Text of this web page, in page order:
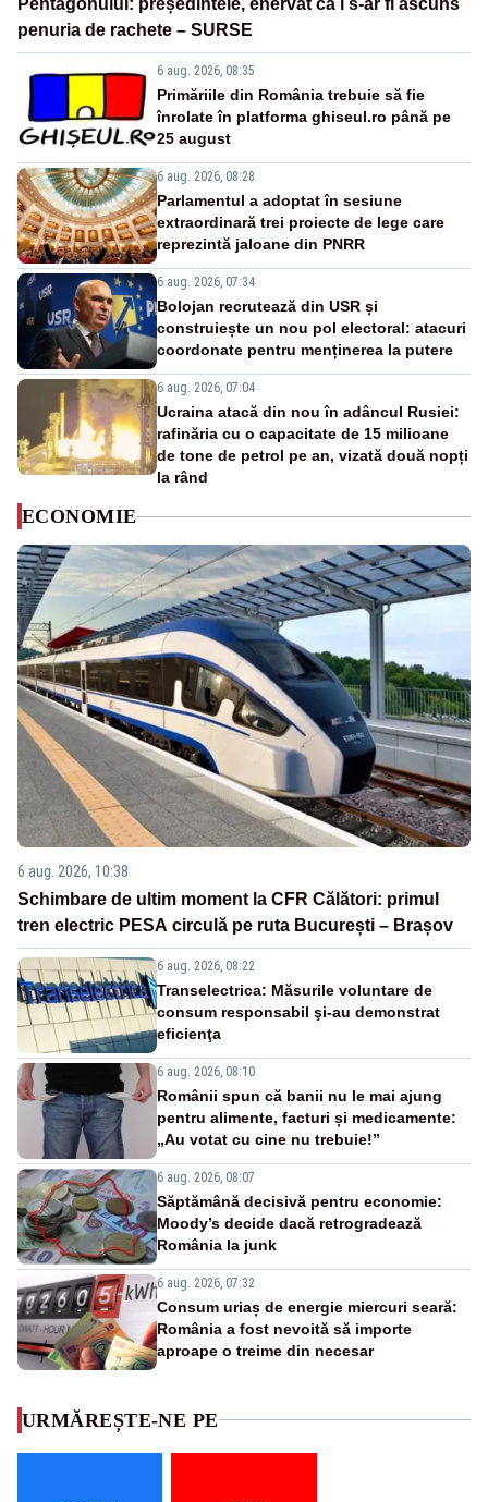
Pentagonului: președintele, enervat că i s-ar fi ascuns
penuria de rachete – SURSE
6 aug. 2026, 08:35
Primăriile din România trebuie să fie
înrolate în platforma ghiseul.ro până pe
25 august
6 aug. 2026, 08:28
Parlamentul a adoptat în sesiune
extraordinară trei proiecte de lege care
reprezintă jaloane din PNRR
6 aug. 2026, 07:34
Bolojan recrutează din USR și
construiește un nou pol electoral: atacuri
coordonate pentru menținerea la putere
6 aug. 2026, 07:04
Ucraina atacă din nou în adâncul Rusiei:
rafinăria cu o capacitate de 15 milioane
de tone de petrol pe an, vizată două nopți
la rând
ECONOMIE
6 aug. 2026, 10:38
Schimbare de ultim moment la CFR Călători: primul
tren electric PESA circulă pe ruta București – Brașov
6 aug. 2026, 08:22
Transelectrica: Măsurile voluntare de
consum responsabil şi-au demonstrat
eficienţa
6 aug. 2026, 08:10
Românii spun că banii nu le mai ajung
pentru alimente, facturi și medicamente:
„Au votat cu cine nu trebuie!”
6 aug. 2026, 08:07
Săptămână decisivă pentru economie:
Moody’s decide dacă retrogradează
România la junk
6 aug. 2026, 07:32
Consum uriaș de energie miercuri seară:
România a fost nevoită să importe
aproape o treime din necesar
URMĂREȘTE-NE PE